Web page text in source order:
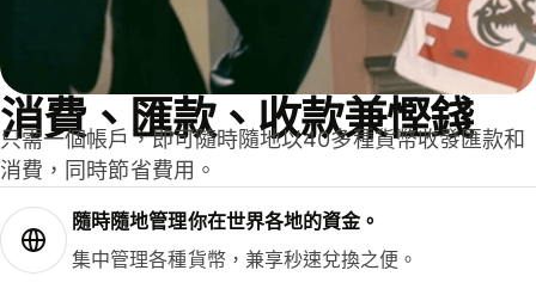
消費、匯款、收款兼慳錢
只需一個帳戶，即可隨時隨地以40多種貨幣收發匯款和
消費，同時節省費用。
隨時隨地管理你在世界各地的資金。
集中管理各種貨幣，兼享秒速兌換之便。